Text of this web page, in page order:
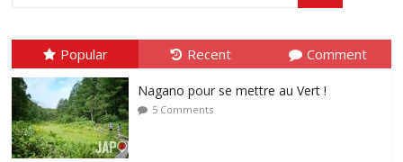
Popular Recent Comment
Nagano pour se mettre au Vert !
5 Comments